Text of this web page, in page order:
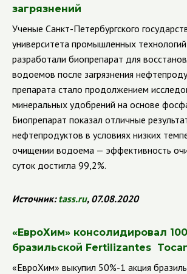
загрязнений
Ученые Санкт-Петербургского
университета промышленных
разработали биопрепарат для
водоемов после загрязнения
препарата стало продолжением
минеральных удобрений на основе
Биопрепарат показал отличные
нефтепродуктов в условиях низких
очищении водоема — эффективность
суток достигла 99,2%.
Источник:tass.ru, 07.08.2020
«ЕвроХим» консолидировал
бразильской Fertilizantes
«ЕвроХим» выкупил 50%-1 акция